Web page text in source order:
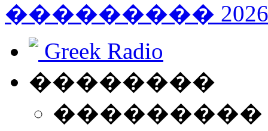
��������� 2026
Greek Radio
��������